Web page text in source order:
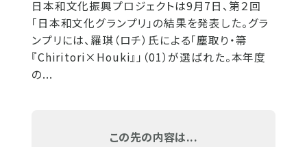
日本和文化振興プロジェクトは9月7日、第２回
「日本和文化グランプリ」の結果を発表した。グラ
ンプリには、羅琪（ロチ）氏による「塵取り・箒
『Chiritori×Houki』」（01）が選ばれた。本年度
の...
この先の内容は...